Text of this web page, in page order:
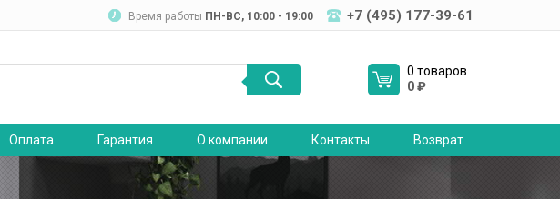
Время работы ПН-ВC, 10:00 - 19:00 +7 (495) 177-39-61
0 товаров
0₽
Оплата Гарантия О компании Контакты Возврат